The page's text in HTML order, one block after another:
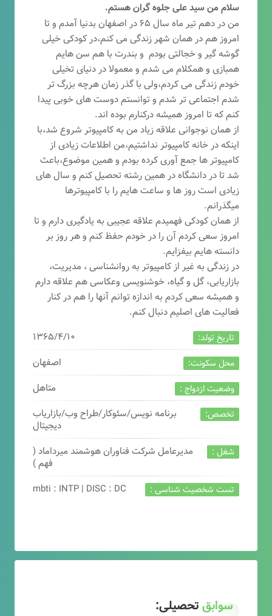
سلام من سید علی جلوه گران هستم.
من در دهم تیر ماه سال ۶۵ در اصفهان بدنیا آمدم و تا
امروز هم در همان شهر زندگی می کنم،در کودکی خیلی
گوشه گیر و خجالتی بودم و بندرت با هم سن هایم
همبازی و همکلام می شدم و معمولا در دنیای تخیلی
خودم زندگی می کردم،ولی با گذر زمان هرچه بزرگ تر
شدم اجتماعی تر شدم و توانستم دوست های خوبی پیدا
کنم که تا امروز همیشه درکنارم بوده اند.
از همان نوجوانی علاقه زیاد من به کامپیوتر شروع شد،با
اینکه در خانه کامپیوتر نداشتیم،من اطلاعات زیادی از
کامپیوتر ها جمع آوری کرده بودم و همین موضوع،باعث
شد تا در دانشگاه در همین رشته تحصیل کنم و سال های
زیادی است روز ها و ساعت هایم را با کامپیوترها
میگذرانم.
از همان کودکی فهمیدم علاقه عجیبی به یادگیری دارم و تا
امروز سعی کردم آن را در خودم حفظ کنم و هر روز بر
دانسته هایم بیفزایم.
در زندگی به غیر از کامپیوتر به روانشناسی ، مدیریت،
بازاریابی، گل و گیاه، خوشنویسی وعکاسی هم علاقه دارم
و همیشه سعی کردم به اندازه توانم آنها را هم در کنار
فعالیت های اصلیم دنبال کنم.
تاریخ تولد: ۱۳۶۵/۴/۱۰
محل سکونت: اصفهان
وضعیت ازدواج : متاهل
تخصص:
برنامه نویس/سئوکار/طراح وب/بازاریاب
دیجیتال
شغل :
مدیرعامل شرکت فناوران هوشمند میرداماد (
فهم )
تست شخصیت شناسی : mbti : INTP | DISC : DC
سوابقتحصیلی: